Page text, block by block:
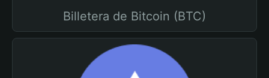
Billetera de Bitcoin (BTC)